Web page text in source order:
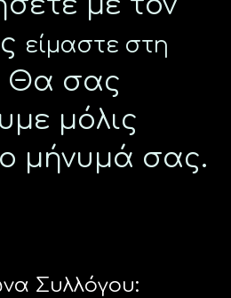
είμαστε στη
Θα σας
μόλις
μήνυμά σας.
Συλλόγου: